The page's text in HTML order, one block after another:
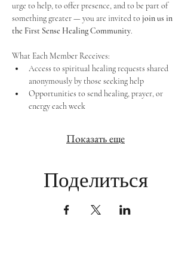
urge to help, to offer presence, and to be part of
something greater — you are invited to join us in
the First Sense Healing Community.
What Each Member Receives:
Access to spiritual healing requests shared
anonymously by those seeking help
Opportunities to send healing, prayer, or
energy each week
Показать еще
Поделиться